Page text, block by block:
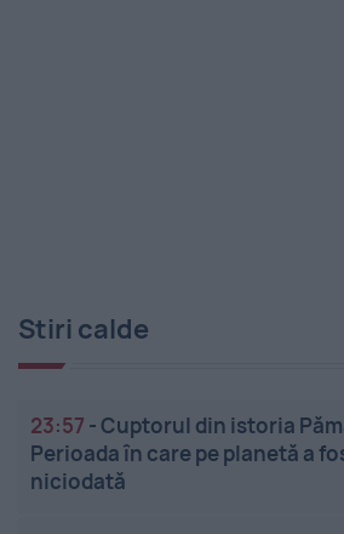
Stiri calde
23:57 -Cuptorul din istoria
Perioada în care pe planetă a
niciodată